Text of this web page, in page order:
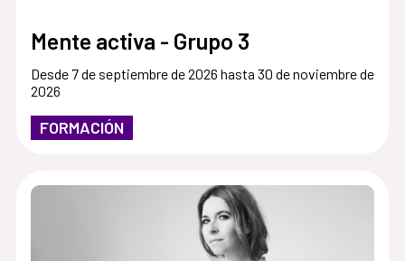
Mente activa - Grupo 3
Desde 7 de septiembre de 2026 hasta 30 de noviembre de
2026
FORMACIÓN